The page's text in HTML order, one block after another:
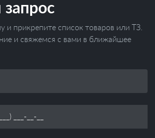
и прикрепите список товаров или ТЗ.
и свяжемся с вами в ближайшее